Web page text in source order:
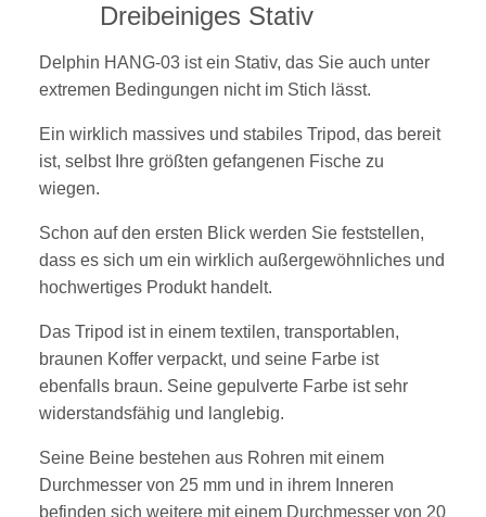
Dreibeiniges Stativ
Delphin HANG-03 ist ein Stativ, das Sie auch unter
extremen Bedingungen nicht im Stich lässt.
Ein wirklich massives und stabiles Tripod, das bereit
ist, selbst Ihre größten gefangenen Fische zu
wiegen.
Schon auf den ersten Blick werden Sie feststellen,
dass es sich um ein wirklich außergewöhnliches und
hochwertiges Produkt handelt.
Das Tripod ist in einem textilen, transportablen,
braunen Koffer verpackt, und seine Farbe ist
ebenfalls braun. Seine gepulverte Farbe ist sehr
widerstandsfähig und langlebig.
Seine Beine bestehen aus Rohren mit einem
Durchmesser von 25 mm und in ihrem Inneren
befinden sich weitere mit einem Durchmesser von 20